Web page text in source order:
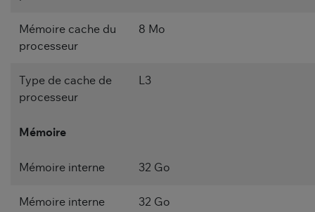
Mémoire cache du
processeur
8 Mo
Type de cache de
processeur
L3
Mémoire
Mémoire interne 32 Go
Mémoire interne
32 Go